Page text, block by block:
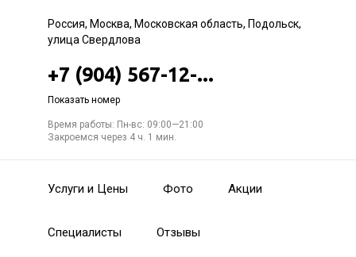
Россия, Москва, Московская область, Подольск,
улица Свердлова
+7 (904) 567-12-...
Показать номер
Время работы: Пн-вс: 09:00—21:00
Закроемся через 4 ч. 1 мин.
Услуги и Цены Фото Акции
Специалисты Отзывы